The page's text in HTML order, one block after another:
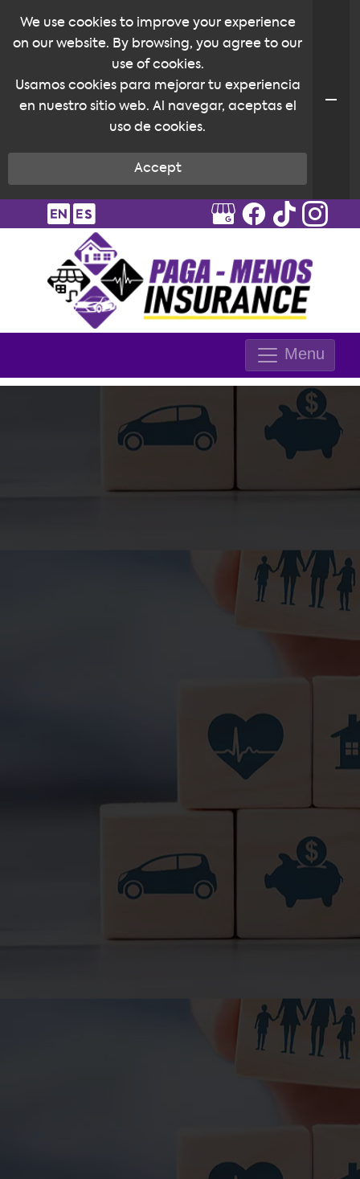
Menu
We use cookies to improve your experience
on our website. By browsing, you agree to our
use of cookies.
Usamos cookies para mejorar tu experiencia
en nuestro sitio web. Al navegar, aceptas el
uso de cookies.
Accept